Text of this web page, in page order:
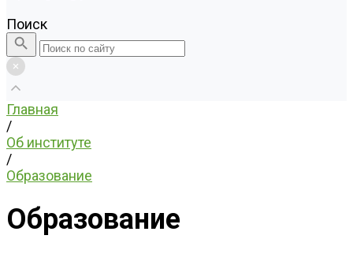
Поиск
Главная
/
Об институте
/
Образование
Образование